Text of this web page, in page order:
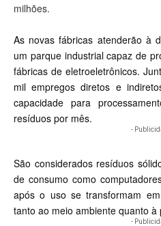
milhões.
As novas fábricas atenderão à
um parque industrial capaz de
fábricas de eletroeletrônicos.
mil empregos diretos e
capacidade para
resíduos por mês.
-
São considerados resíduos
de consumo como
após o uso se transformam
tanto ao meio ambiente quanto à
-